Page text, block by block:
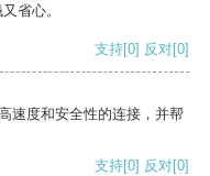
省心。
支持[0] 反对[0]
速度和安全性的连接，并帮
支持[0] 反对[0]